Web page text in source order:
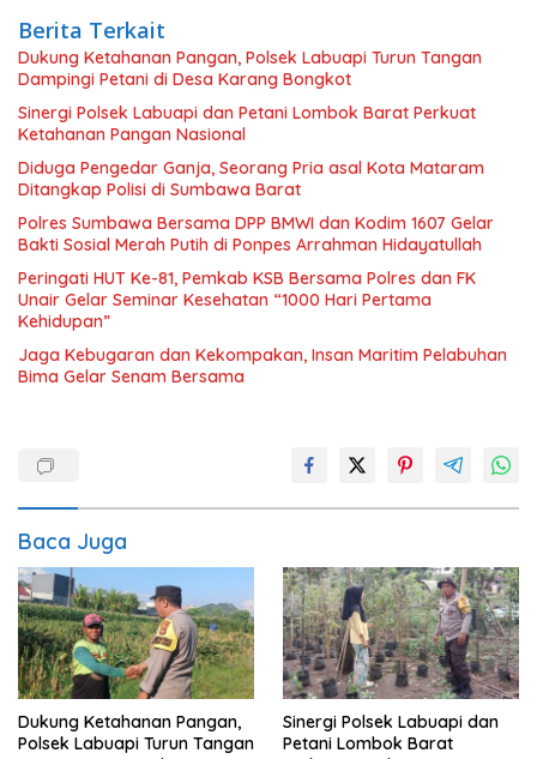
Berita Terkait
Dukung Ketahanan Pangan, Polsek Labuapi Turun Tangan
Dampingi Petani di Desa Karang Bongkot
Sinergi Polsek Labuapi dan Petani Lombok Barat Perkuat
Ketahanan Pangan Nasional
Diduga Pengedar Ganja, Seorang Pria asal Kota Mataram
Ditangkap Polisi di Sumbawa Barat
Polres Sumbawa Bersama DPP BMWI dan Kodim 1607 Gelar
Bakti Sosial Merah Putih di Ponpes Arrahman Hidayatullah
Peringati HUT Ke-81, Pemkab KSB Bersama Polres dan FK
Unair Gelar Seminar Kesehatan “1000 Hari Pertama
Kehidupan”
Jaga Kebugaran dan Kekompakan, Insan Maritim Pelabuhan
Bima Gelar Senam Bersama
Baca Juga
Dukung Ketahanan Pangan,
Polsek Labuapi Turun Tangan
Sinergi Polsek Labuapi dan
Petani Lombok Barat